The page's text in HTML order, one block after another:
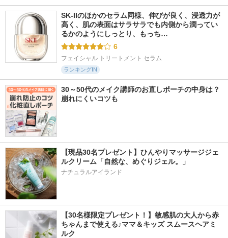
SK-IIのほかのセラム同様、伸びが良く、浸透力が
高く、肌の表面はサラサラでも内側から潤ってい
るかのようにしっとり、もっち…
6
フェイシャル トリートメント セラム
ランキングIN
30～50代のメイク講師のお直しポーチの中身は？
崩れにくいコツも
【現品30名プレゼント】ひんやりマッサージジェ
ルクリーム「自然な、めぐりジェル。」
ナチュラルアイランド
【30名様限定プレゼント！】敏感肌の大人から赤
ちゃんまで使える♪ママ＆キッズ スムースヘアミ
ルク